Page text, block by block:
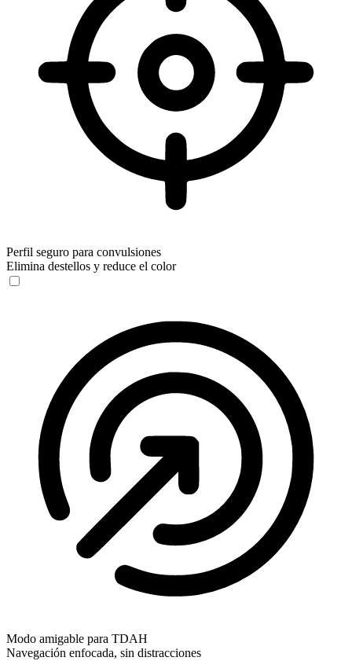
Perfil seguro para convulsiones
Elimina destellos y reduce el color
Modo amigable para TDAH
Navegación enfocada, sin distracciones